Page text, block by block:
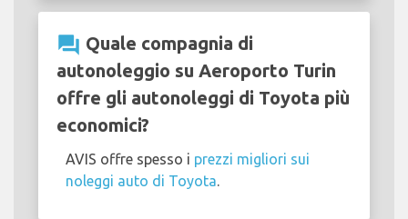
question_answer Quale compagnia di
autonoleggio su Aeroporto Turin
offre gli autonoleggi di Toyota più
economici?
AVIS offre spesso i prezzi migliori sui
noleggi auto di Toyota.